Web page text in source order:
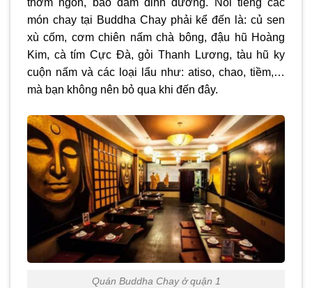
thơm ngon, bảo đảm dinh dưỡng. Nổi tiếng các
món chay tại Buddha Chay phải kể đến là: củ sen
xù cốm, cơm chiên nấm chà bông, đậu hũ Hoàng
Kim, cà tím Cực Đà, gỏi Thanh Lương, tàu hũ ky
cuộn nấm và các loại lẩu như: atiso, chao, tiềm,…
mà bạn không nên bỏ qua khi đến đây.
Quán Buddha Chay ở quận 1